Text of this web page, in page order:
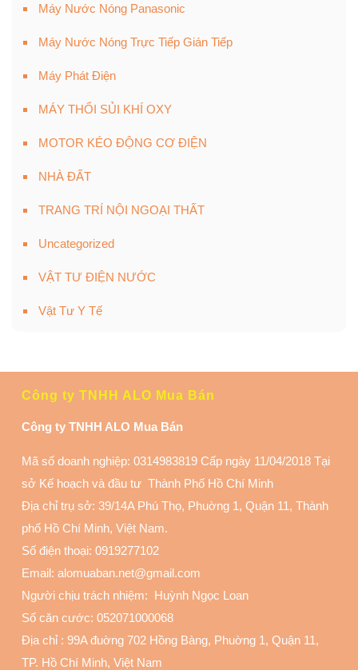
Máy Nước Nóng Panasonic
Máy Nước Nóng Trực Tiếp Gián Tiếp
Máy Phát Điện
MÁY THỔI SỦI KHÍ OXY
MOTOR KÉO ĐỘNG CƠ ĐIỆN
NHÀ ĐẤT
TRANG TRÍ NỘI NGOẠI THẤT
Uncategorized
VẬT TƯ ĐIỆN NƯỚC
Vật Tư Y Tế
Công ty TNHH ALO Mua Bán
Công ty TNHH ALO Mua Bán
Mã số doanh nghiệp: 0314983819 Cấp ngày 11/04/2018 Tại
sở Kế hoạch và đầu tư Thành Phố Hồ Chí Minh
Địa chỉ trụ sở: 39/14A Phú Thọ, Phuờng 1, Quận 11, Thành
phố Hồ Chí Minh, Việt Nam.
Số điện thoại: 0919277102
Email: alomuaban.net@gmail.com
Người chịu trách nhiệm: Huỳnh Ngọc Loan
Số căn cước: 052071000068
Địa chỉ : 99A đuờng 702 Hồng Bàng, Phuờng 1, Quận 11,
TP. Hồ Chí Minh, Việt Nam